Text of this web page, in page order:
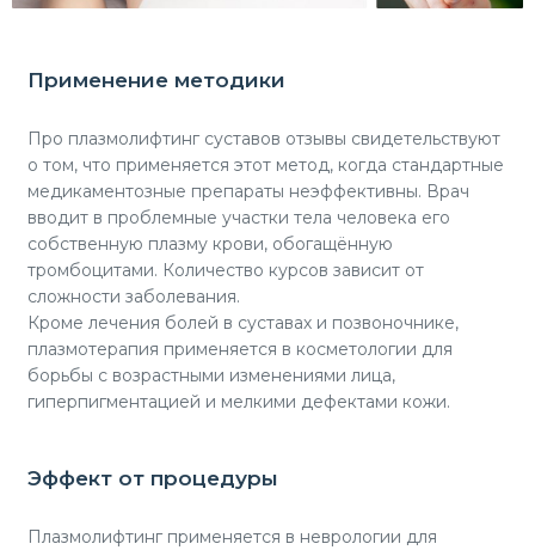
Применение методики
Про плазмолифтинг суставов отзывы свидетельствуют
о том, что применяется этот метод, когда стандартные
медикаментозные препараты неэффективны. Врач
вводит в проблемные участки тела человека его
собственную плазму крови, обогащённую
тромбоцитами. Количество курсов зависит от
сложности заболевания.
Кроме лечения болей в суставах и позвоночнике,
плазмотерапия применяется в косметологии для
борьбы с возрастными изменениями лица,
гиперпигментацией и мелкими дефектами кожи.
Эффект от процедуры
Плазмолифтинг применяется в неврологии для